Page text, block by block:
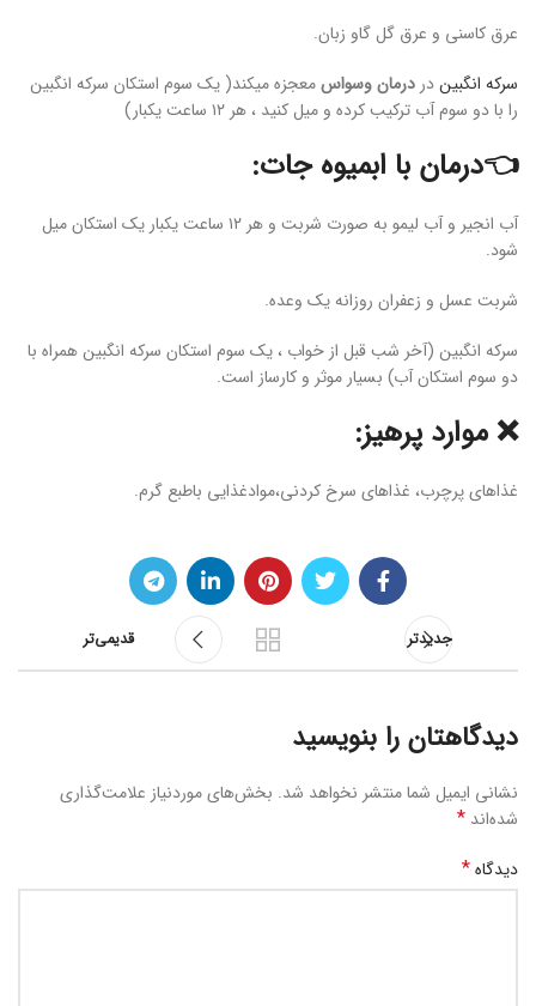
عرق کاسنی و عرق گل گاو زبان.
سرکه انگبیندر درمان وسواسمعجزه میکند( یک سوم استکان سرکه انگبین
را با دو سوم آب ترکیب کرده و میل کنید ، هر ۱۲ ساعت یکبار)
👈درمان با ابمیوه جات:
آب انجیر و آب لیمو به صورت شربت و هر ۱۲ ساعت یکبار یک استکان میل
شود.
شربت عسل و زعفران روزانه یک وعده.
سرکه انگبین (آخر شب قبل از خواب ، یک سوم استکان سرکه انگبین همراه با
دو سوم استکان آب) بسیار موثر و کارساز است.
❌ موارد پرهیز:
غذاهای پرچرب، غذاهای سرخ کردنی،موادغذایی باطبع گرم.
جدیدتر قدیمی‌تر
دیدگاهتان را بنویسید
نشانی ایمیل شما منتشر نخواهد شد. بخش‌های موردنیاز علامت‌گذاری
شده‌اند *
دیدگاه*